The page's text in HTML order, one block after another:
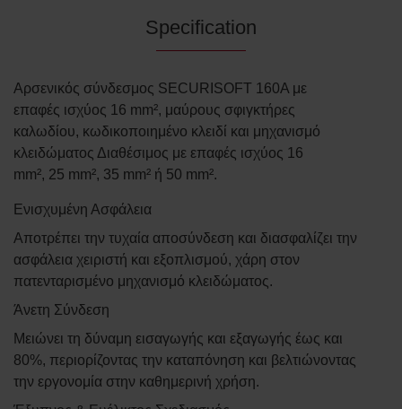
Specification
Αρσενικός σύνδεσμος SECURISOFT 160A με
επαφές ισχύος 16 mm², μαύρους σφιγκτήρες
καλωδίου, κωδικοποιημένο κλειδί και μηχανισμό
κλειδώματος Διαθέσιμος με επαφές ισχύος 16
mm², 25 mm², 35 mm² ή 50 mm².
Ενισχυμένη Ασφάλεια
Αποτρέπει την τυχαία αποσύνδεση και διασφαλίζει την
ασφάλεια χειριστή και εξοπλισμού, χάρη στον
πατενταρισμένο μηχανισμό κλειδώματος.
Άνετη Σύνδεση
Μειώνει τη δύναμη εισαγωγής και εξαγωγής έως και
80%, περιορίζοντας την καταπόνηση και βελτιώνοντας
την εργονομία στην καθημερινή χρήση.